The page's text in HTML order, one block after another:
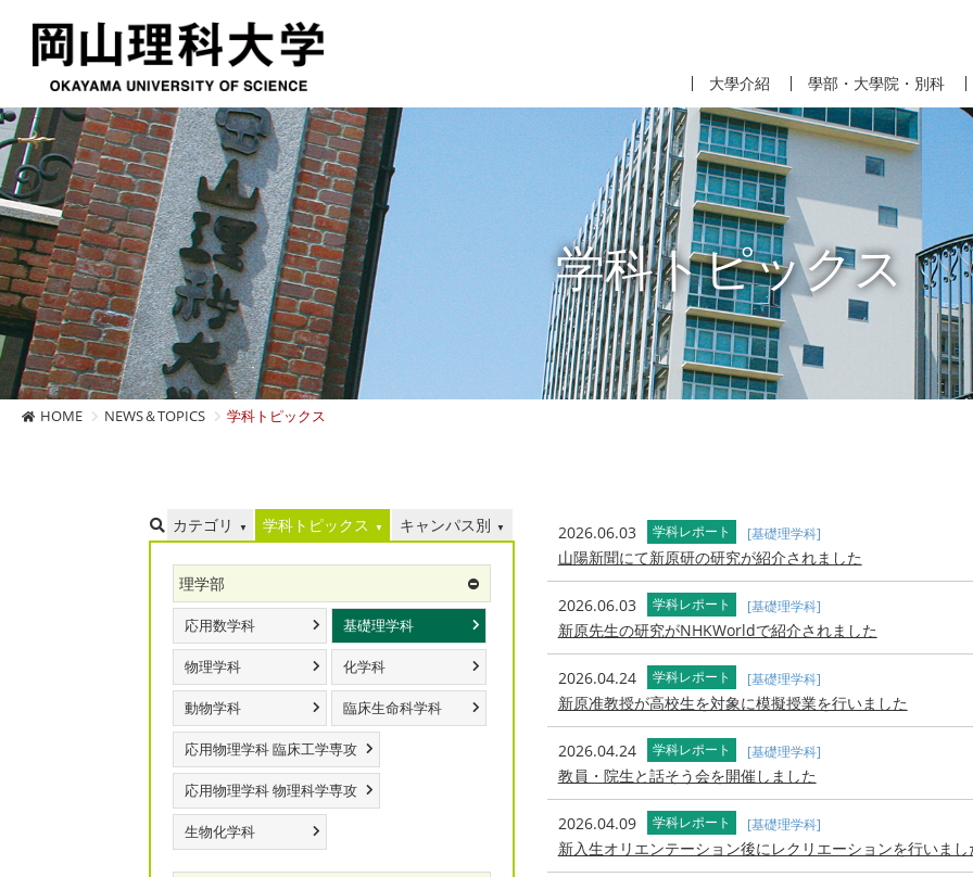
大學介紹 學部・大學院・別科
学科トピックス
HOME NEWS＆TOPICS 学科トピックス
カテゴリ 学科トピックス キャンパス別
理学部
応用数学科 基礎理学科
物理学科 化学科
動物学科 臨床生命科学科
応用物理学科 臨床工学専攻
応用物理学科 物理科学専攻
生物化学科
2026.06.03 学科レポート [基礎理学科]
山陽新聞にて新原研の研究が紹介されました
2026.06.03 学科レポート [基礎理学科]
新原先生の研究がNHKWorldで紹介されました
2026.04.24 学科レポート [基礎理学科]
新原准教授が高校生を対象に模擬授業を行いました
2026.04.24 学科レポート [基礎理学科]
教員・院生と話そう会を開催しました
2026.04.09 学科レポート [基礎理学科]
新入生オリエンテーション後にレクリエーションを行いまし